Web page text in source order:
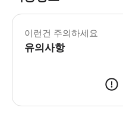
이런건 주의하세요
유의사항